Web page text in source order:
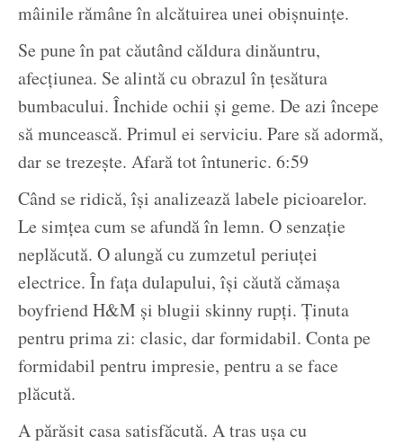
mâinile rămâne în alcătuirea unei obișnuințe.
Se pune în pat căutând căldura dinăuntru,
afecțiunea. Se alintă cu obrazul în țesătura
bumbacului. Închide ochii și geme. De azi începe
să muncească. Primul ei serviciu. Pare să adormă,
dar se trezește. Afară tot întuneric. 6:59
Când se ridică, își analizează labele picioarelor.
Le simțea cum se afundă în lemn. O senzație
neplăcută. O alungă cu zumzetul periuței
electrice. În fața dulapului, își căută cămașa
boyfriend H&M și blugii skinny rupți. Ținuta
pentru prima zi: clasic, dar formidabil. Conta pe
formidabil pentru impresie, pentru a se face
plăcută.
A părăsit casa satisfăcută. A tras ușa cu